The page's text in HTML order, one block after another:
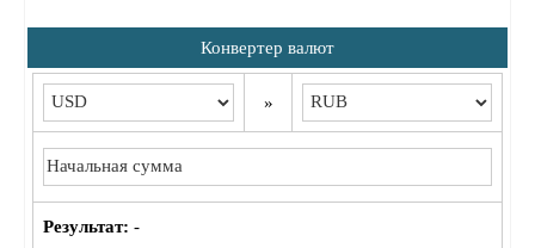
Конвертер валют
»
Результат: -